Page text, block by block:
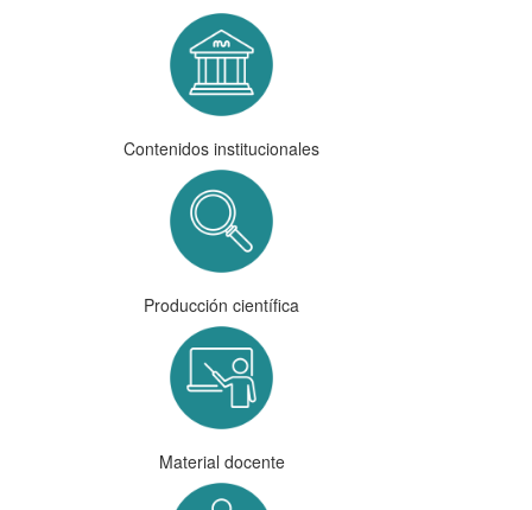
Contenidos institucionales
Producción científica
Material docente